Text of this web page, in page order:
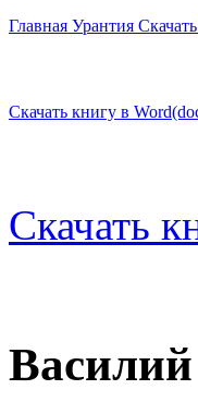
Главная Урантия
Скачать книгу в
Скачать